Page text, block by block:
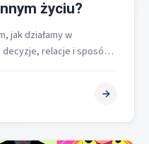
życiu?
jak działamy w
decyzje, relacje i sposób